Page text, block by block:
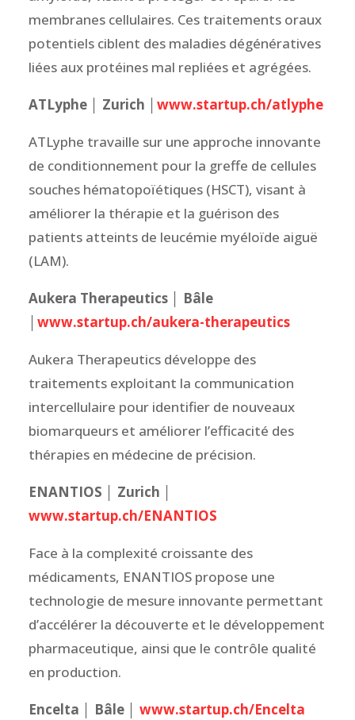
membranes cellulaires. Ces traitements oraux
potentiels ciblent des maladies dégénératives
liées aux protéines mal repliées et agrégées.
ATLyphe │ Zurich │ www.startup.ch/atlyphe
ATLyphe travaille sur une approche innovante
de conditionnement pour la greffe de cellules
souches hématopoïétiques (HSCT), visant à
améliorer la thérapie et la guérison des
patients atteints de leucémie myéloïde aiguë
(LAM).
Aukera Therapeutics │ Bâle
www.startup.ch/aukera-therapeutics
Aukera Therapeutics développe des
traitements exploitant la communication
intercellulaire pour identifier de nouveaux
biomarqueurs et améliorer l’efficacité des
thérapies en médecine de précision.
ENANTIOS │ Zurich │
www.startup.ch/ENANTIOS
Face à la complexité croissante des
médicaments, ENANTIOS propose une
technologie de mesure innovante permettant
d’accélérer la découverte et le développement
pharmaceutique, ainsi que le contrôle qualité
en production.
Encelta │ Bâle │ www.startup.ch/Encelta